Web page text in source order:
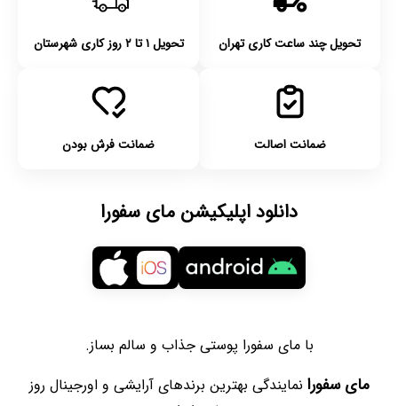
تحویل چند ساعت کاری تهران تحویل ۱ تا ۲ روز کاری شهرستان
ضمانت اصالت ضمانت فرش بودن
دانلود اپلیکیشن مای سفورا
با مای سفورا پوستی جذاب و سالم بساز.
مای سفورا نمایندگی بهترین برندهای آرایشی و اورجینال روز